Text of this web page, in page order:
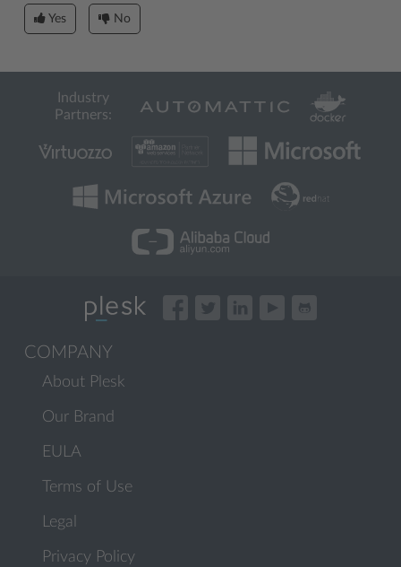
Yes No
Industry
Partners:
COMPANY
About Plesk
Our Brand
EULA
Terms of Use
Legal
Privacy Policy